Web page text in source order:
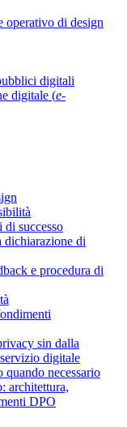
operativo di design
digitali
digitale (e-
di successo
dichiarazione di
e procedura di
sin dalla
digitale
necessario
architettura,
DPO